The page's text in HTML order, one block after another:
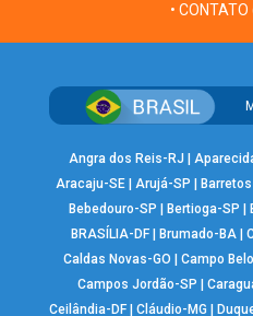
•
Angra dos Reis-RJ
Aracaju-SE |Arujá-SP
Bebedouro-SP
Bertioga-SP
BRASÍLIA-DF| Brumado-BA|
Caldas Novas-GO
|Campo
Campos Jordão-SP
Ceilândia-DF| Cláudio-MG